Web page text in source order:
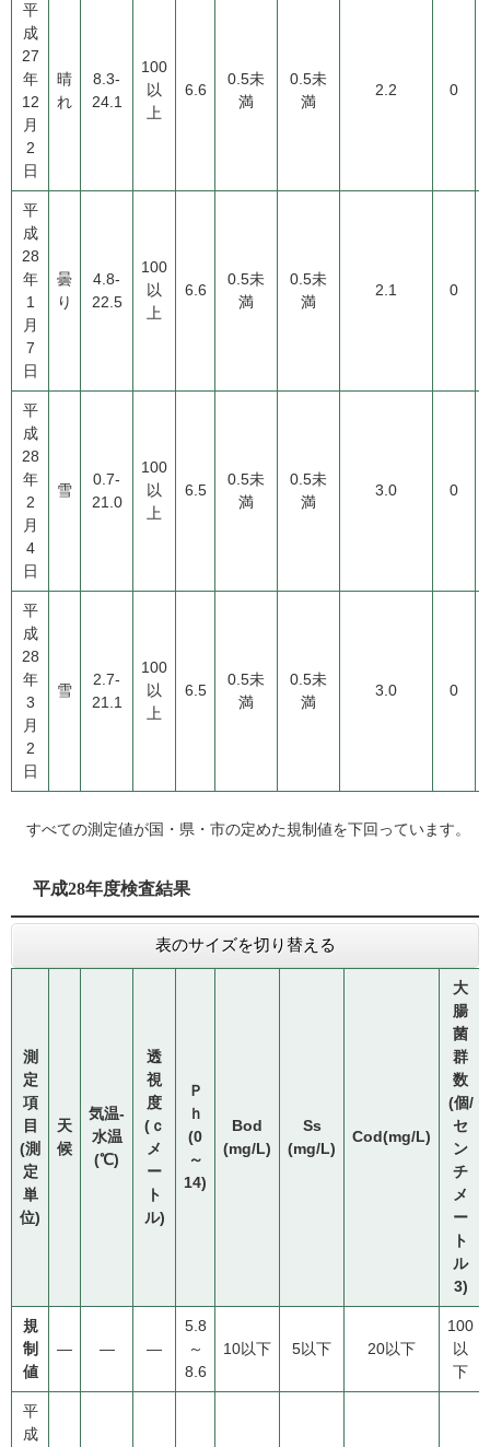
平
成
27
年
12
月
2
日
晴
れ
8.3-
24.1
100
以
上
6.6
0.5未
満
0.5未
満
2.2 0
平
成
28
年
1
月
7
日
曇
り
4.8-
22.5
100
以
上
6.6
0.5未
満
0.5未
満
2.1 0
平
成
28
年
2
月
4
日
雪
0.7-
21.0
100
以
上
6.5
0.5未
満
0.5未
満
3.0 0
平
成
28
年
3
月
2
日
雪
2.7-
21.1
100
以
上
6.5
0.5未
満
0.5未
満
3.0 0
すべての測定値が国・県・市の定めた規制値を下回っています。
平成28年度検査結果
表のサイズを切り替える
測
定
項
目
(測
定
単
位)
天
候
気温-
水温
(℃)
透
視
度
(ｃ
メ
ー
ト
ル)
Ｐ
ｈ
(0
～
14)
Bod
(mg/L)
Ss
(mg/L)
Cod(mg/L)
大
腸
菌
群
数
(個/
セ
ン
チ
メ
ー
ト
ル
3)
規
制
値
― ― ―
5.8
～
8.6
10以下 5以下 20以下
100
以
下
平
成